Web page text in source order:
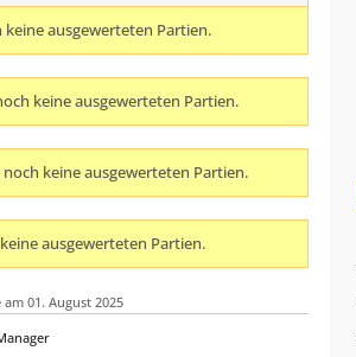
keine ausgewerteten Partien.
keine ausgewerteten Partien.
noch keine ausgewerteten Partien.
ausgewerteten Partien.
01. August 2025